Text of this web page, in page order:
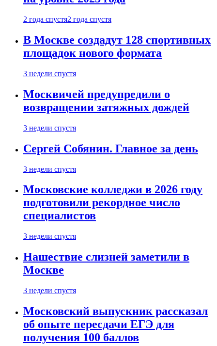
2 года спустя2 года спустя
В Москве создадут 128 спортивных
площадок нового формата
3 недели спустя
Москвичей предупредили о
возвращении затяжных дождей
3 недели спустя
Сергей Собянин. Главное за день
3 недели спустя
Московские колледжи в 2026 году
подготовили рекордное число
специалистов
3 недели спустя
Нашествие слизней заметили в
Москве
3 недели спустя
Московский выпускник рассказал
об опыте пересдачи ЕГЭ для
получения 100 баллов